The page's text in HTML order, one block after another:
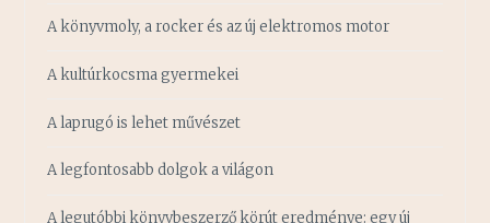
A könyvmoly, a rocker és az új elektromos motor
A kultúrkocsma gyermekei
A laprugó is lehet művészet
A legfontosabb dolgok a világon
A legutóbbi könyvbeszerző körút eredménye: egy új